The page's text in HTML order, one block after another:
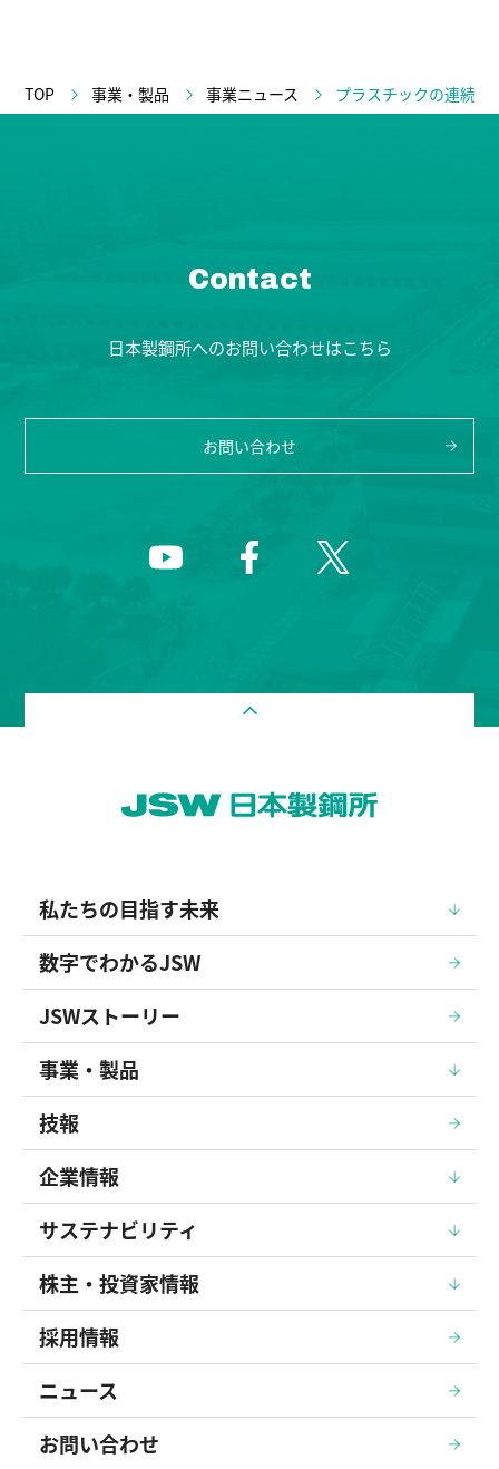
TOP 事業・製品 事業ニュース プラスチックの連続
Contact
日本製鋼所へのお問い合わせはこちら
お問い合わせ
私たちの目指す未来
数字でわかるJSW
JSWストーリー
事業・製品
技報
企業情報
サステナビリティ
株主・投資家情報
採用情報
ニュース
お問い合わせ